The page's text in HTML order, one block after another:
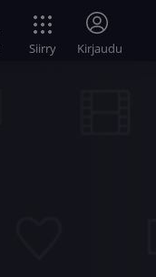
Siirry Kirjaudu